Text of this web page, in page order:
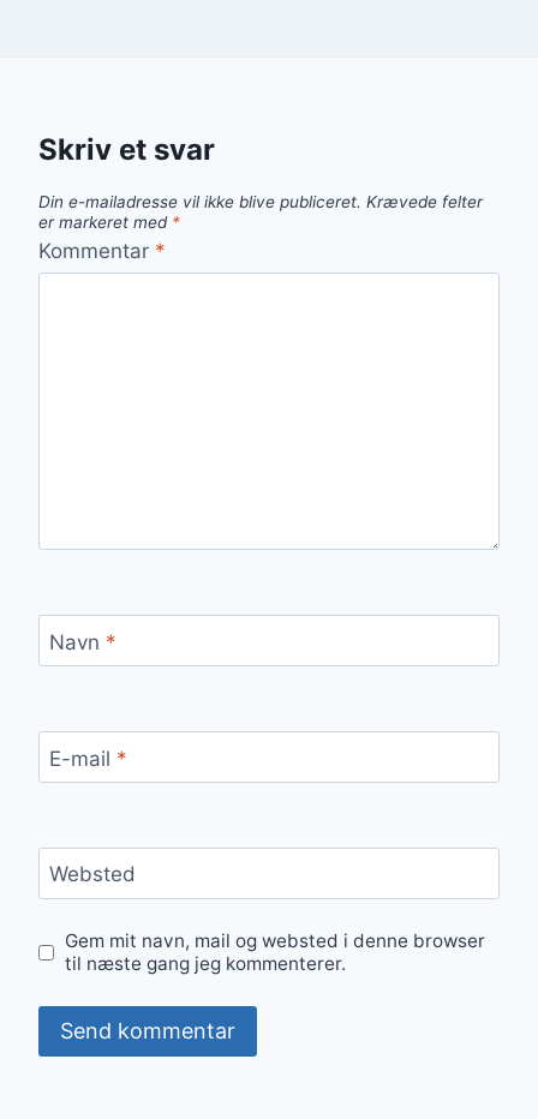
Skriv et svar
Din e-mailadresse vil ikke blive publiceret. Krævede felter
er markeret med *
Kommentar *
Navn *
E-mail *
Websted
Gem mit navn, mail og websted i denne browser
til næste gang jeg kommenterer.